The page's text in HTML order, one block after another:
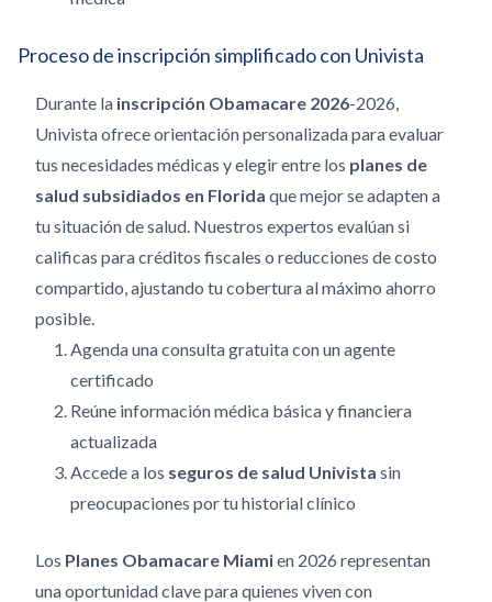
Proceso de inscripción simplificado con Univista
Durante la inscripción Obamacare 2026-2026,
Univista ofrece orientación personalizada para evaluar
tus necesidades médicas y elegir entre los planes de
salud subsidiados en Florida que mejor se adapten a
tu situación de salud. Nuestros expertos evalúan si
calificas para créditos fiscales o reducciones de costo
compartido, ajustando tu cobertura al máximo ahorro
posible.
Agenda una consulta gratuita con un agente
certificado
Reúne información médica básica y financiera
actualizada
Accede a los seguros de salud Univista sin
preocupaciones por tu historial clínico
Los Planes Obamacare Miamien 2026 representan
una oportunidad clave para quienes viven con